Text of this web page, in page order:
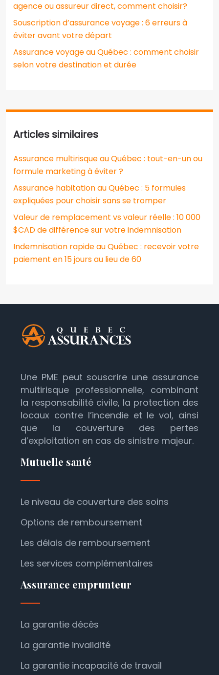
agence ou assureur direct, comment choisir?
Souscription d’assurance voyage : 6 erreurs à
éviter avant votre départ
Assurance voyage au Québec : comment choisir
selon votre destination et durée
Articles similaires
Assurance multirisque au Québec : tout-en-un ou
formule marketing à éviter ?
Assurance habitation au Québec : 5 formules
expliquées pour choisir sans se tromper
Valeur de remplacement vs valeur réelle : 10 000
$CAD de différence sur votre indemnisation
Indemnisation rapide au Québec : recevoir votre
paiement en 15 jours au lieu de 60
Une PME peut souscrire une assurance
multirisque professionnelle, combinant
la responsabilité civile, la protection des
locaux contre l’incendie et le vol, ainsi
que la couverture des pertes
d’exploitation en cas de sinistre majeur.
Mutuelle santé
Le niveau de couverture des soins
Options de remboursement
Les délais de remboursement
Les services complémentaires
Assurance emprunteur
La garantie décès
La garantie invalidité
La garantie incapacité de travail